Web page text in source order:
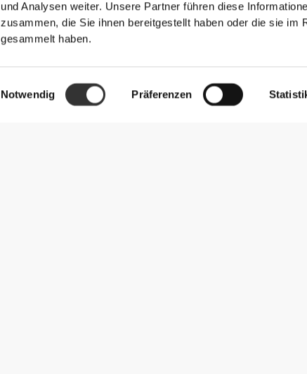
und Analysen weiter. Unsere Partner führen diese
zusammen, die Sie ihnen bereitgestellt haben oder die sie im
gesammelt haben.
Einwilligungsauswahl
Notwendig Präferenzen